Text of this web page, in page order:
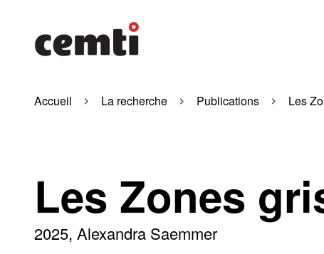
Accueil La recherche Publications Les
Les Zones
2025 Alexandra Saemmer